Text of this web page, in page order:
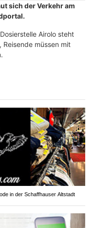
sich der Verkehr am
Airolo steht
Reisende müssen mit
in der Schaffhauser Altstadt